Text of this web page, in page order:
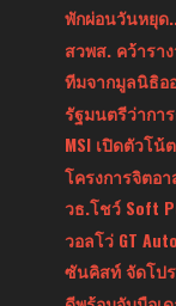
พักผ่อนวันหยุด
สวพส. คว้ารา
ทีมจากมูลนิธิอ
รัฐมนตรีว่ากา
MSI เปิดตัวโน้
โครงการจิตอ
วธ.โชว์ Soft
วอลโว่ GT
ซันคิสท์ จัดโป